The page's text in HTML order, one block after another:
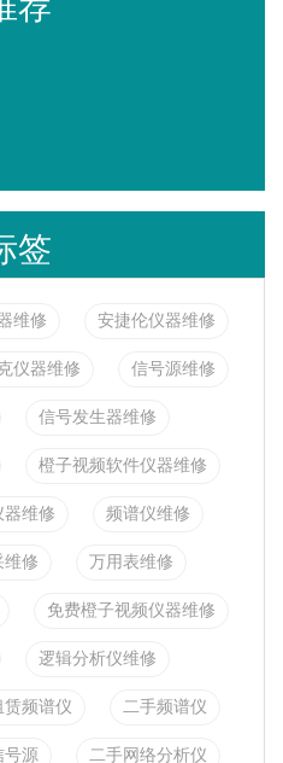
签
维修 安捷伦仪器维修
仪器维修 信号源维修
信号发生器维修
橙子视频软件仪器维修
器维修 频谱仪维修
维修 万用表维修
免费橙子视频仪器维修
逻辑分析仪维修
赁频谱仪 二手频谱仪
号源 二手网络分析仪